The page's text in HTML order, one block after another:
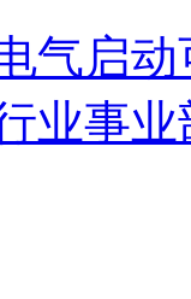
气启
业事